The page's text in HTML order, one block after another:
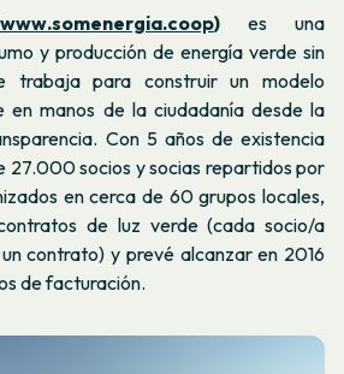
www.somenergia.coop) es una
y producción de energía verde sin
trabaja para construir un modelo
en manos de la ciudadanía desde la
Con 5 años de existencia
27.000 socios y socias repartidos por
en cerca de 60 grupos locales,
de luz verde (cada socio/a
contrato) y prevé alcanzar en 2016
de facturación.